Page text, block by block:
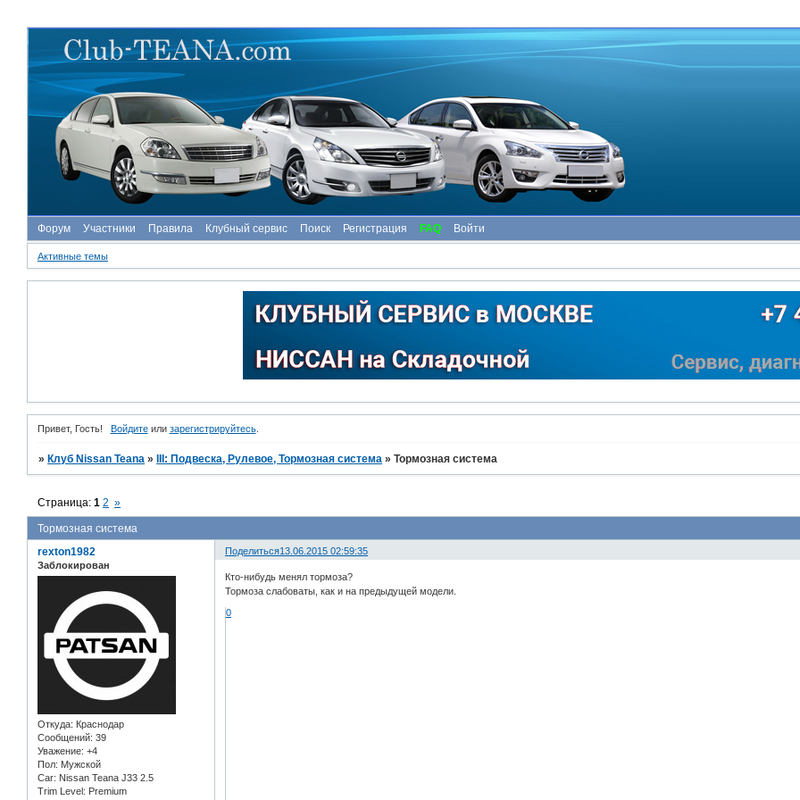
Форум Участники Правила Клубный сервис Поиск Регистрация FAQ Войти
Активные темы
Привет, Гость! Войдитеили зарегистрируйтесь.
» Клуб Nissan Teana » III: Подвеска, Рулевое, Тормозная система »Тормозная система
Тормозная система
Страница:1 2 »
Поделиться13.06.2015 02:59:35
rexton1982
Заблокирован
Откуда: Краснодар
Сообщений: 39
Уважение: +4
Пол: Мужской
Car: Nissan Teana J33 2.5
Trim Level: Premium
Кто-нибудь менял тормоза?
Тормоза слабоваты, как и на предыдущей модели.
0